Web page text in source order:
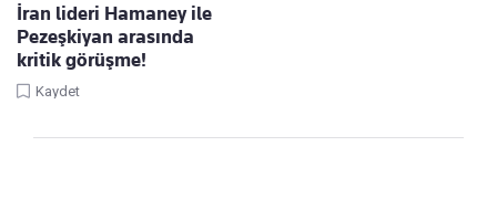
İran lideri Hamaney ile
Pezeşkiyan arasında
kritik görüşme!
Kaydet